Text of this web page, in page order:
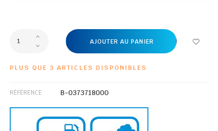
AJOUTER AU PANIER
PLUS QUE 3 ARTICLES DISPONIBLES
RÉFÉRENCE B-0373718000